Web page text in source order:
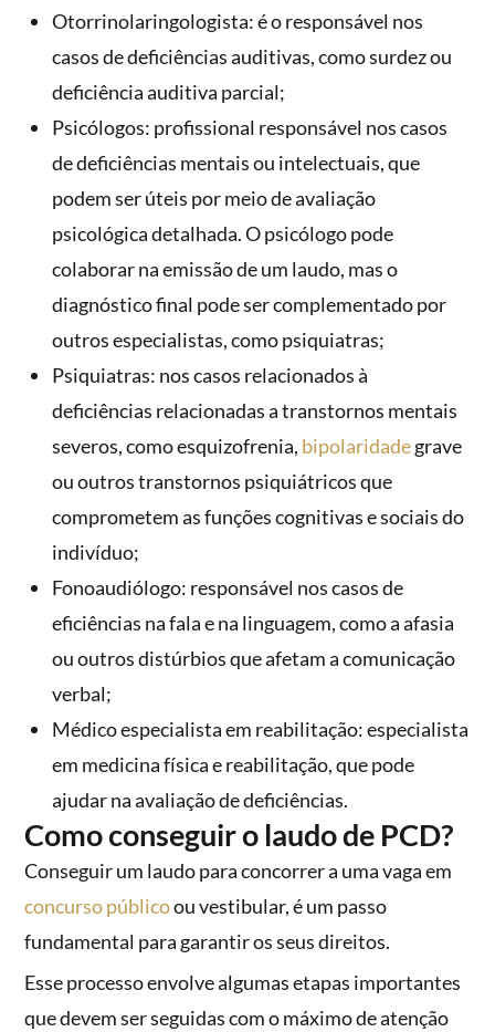
Otorrinolaringologista: é o responsável nos
casos de deficiências auditivas, como surdez ou
deficiência auditiva parcial;
Psicólogos: profissional responsável nos casos
de deficiências mentais ou intelectuais, que
podem ser úteis por meio de avaliação
psicológica detalhada. O psicólogo pode
colaborar na emissão de um laudo, mas o
diagnóstico final pode ser complementado por
outros especialistas, como psiquiatras;
Psiquiatras: nos casos relacionados à
deficiências relacionadas a transtornos mentais
severos, como esquizofrenia, bipolaridadegrave
ou outros transtornos psiquiátricos que
comprometem as funções cognitivas e sociais do
indivíduo;
Fonoaudiólogo: responsável nos casos de
eficiências na fala e na linguagem, como a afasia
ou outros distúrbios que afetam a comunicação
verbal;
Médico especialista em reabilitação: especialista
em medicina física e reabilitação, que pode
ajudar na avaliação de deficiências.
Como conseguir o laudo de PCD?
Conseguir um laudo para concorrer a uma vaga em
concurso públicoou vestibular, é um passo
fundamental para garantir os seus direitos.
Esse processo envolve algumas etapas importantes
que devem ser seguidas com o máximo de atenção